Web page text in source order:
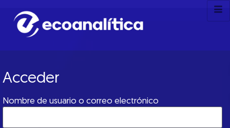
Acceder
Nombre de usuario o correo electrónico